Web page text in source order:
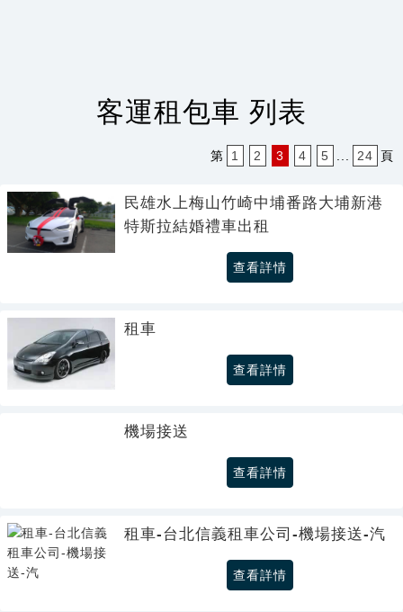
客運租包車 列表
第 1 2 3 4 5 24 頁
民雄水上梅山竹崎中埔番路大埔新港
特斯拉結婚禮車出租
查看詳情
租車
查看詳情
機場接送
查看詳情
租車-台北信義租車公司-機場接送-汽
查看詳情